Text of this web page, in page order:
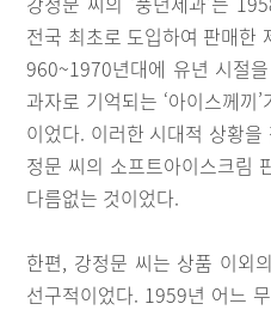
전국 최초로 도입하여 판매한
960~1970년대에 유년 시절
과자로 기억되는 ‘아이스께끼
이었다. 이러한 시대적 상황
정문 씨의 소프트아이스크림
다름없는 것이었다.
한편, 강정문 씨는 상품 이외
선구적이었다. 1959년 어느